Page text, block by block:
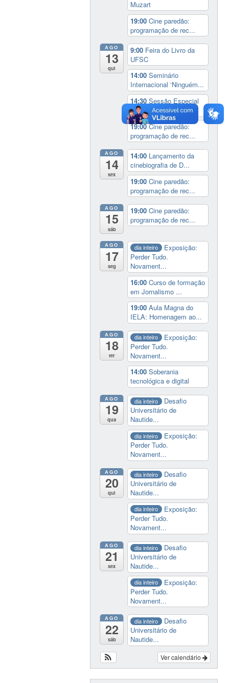
Muzart
19:00Cine paredão:
programação de rec...
AGO
13
qui
9:00 Feira do Livro da
UFSC
14:00Seminário
Internacional ‘Ninguém...
14:30Sessão Especial
do Conselho Esta...
19:00Cine paredão:
programação de rec...
AGO
14
sex
14:00 Lançamento da
cinebiografia de D...
19:00Cine paredão:
programação de rec...
AGO
15
sáb
19:00Cine paredão:
programação de rec...
AGO
17
seg
dia inteiro
Exposição:
Perder Tudo.
Novament...
16:00Curso de formação
em Jornalismo ...
19:00Aula Magna do
IELA: Homenagem ao...
AGO
18
ter
dia inteiro
Exposição:
Perder Tudo.
Novament...
14:00Soberania
tecnológica e digital
AGO
19
qua
dia inteiro
Desafio
Universitário de
Nautide...
dia inteiro
Exposição:
Perder Tudo.
Novament...
AGO
20
qui
dia inteiro
Desafio
Universitário de
Nautide...
dia inteiro
Exposição:
Perder Tudo.
Novament...
AGO
21
sex
dia inteiro
Desafio
Universitário de
Nautide...
dia inteiro
Exposição:
Perder Tudo.
Novament...
AGO
22
sáb
dia inteiro
Desafio
Universitário de
Nautide...
Ver calendário